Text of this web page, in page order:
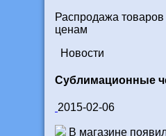
Распродажа
ценам
Новости
Сублимационные
2015-02-06
В магазине